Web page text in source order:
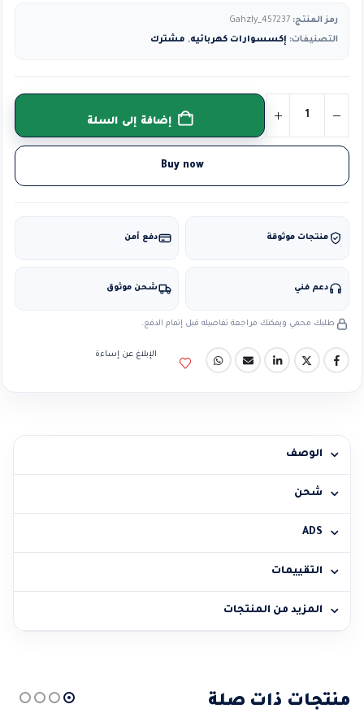
رمز المنتج: Gahzly_457237
التصنيفات: إكسسوارات كهربائيه, مشترك
إضافة إلى السلة
Buy now
منتجات موثوقة دفع آمن
دعم فني شحن موثوق
طلبك محمي ويمكنك مراجعة تفاصيله قبل إتمام الدفع.
الإبلاغ عن إساءة
الوصف
شحن
ADS
التقييمات
المزيد من المنتجات
منتجات ذات صلة